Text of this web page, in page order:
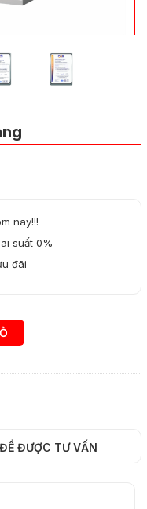
nay!!!
suất 0%
đãi
ĐỂ ĐƯỢC TƯ VẤN